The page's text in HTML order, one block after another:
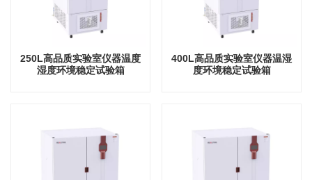
250L高品质实验室仪器温度
湿度环境稳定试验箱
400L高品质实验室仪器温湿
度环境稳定试验箱